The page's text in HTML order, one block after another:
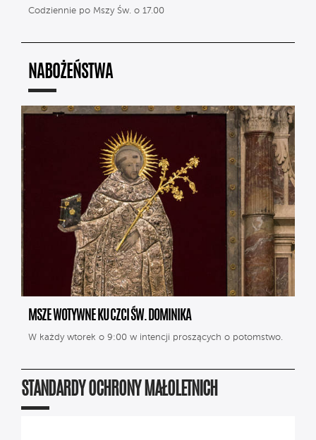
Codziennie po Mszy Św. o 17.00
NABOŻEŃSTWA
MSZE WOTYWNE KU CZCI ŚW. DOMINIKA
W każdy wtorek o 9:00 w intencji proszących o potomstwo.
STANDARDY OCHRONY MAŁOLETNICH